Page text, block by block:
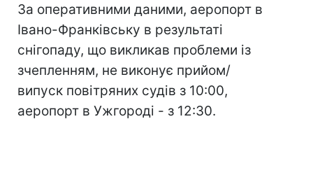
За оперативними даними, аеропорт в
Івано-Франківську в результаті
снігопаду, що викликав проблеми із
зчепленням, не виконує прийом/
випуск повітряних судів з 10:00,
аеропорт в Ужгороді - з 12:30.